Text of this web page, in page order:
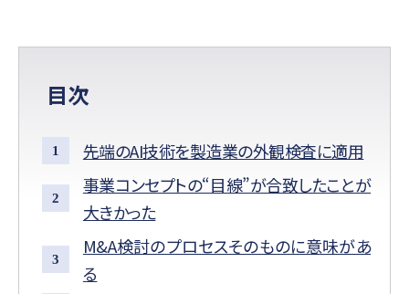
目次
先端のAI技術を製造業の外観検査に適用
事業コンセプトの“目線”が合致したことが
大きかった
M&A検討のプロセスそのものに意味があ
る